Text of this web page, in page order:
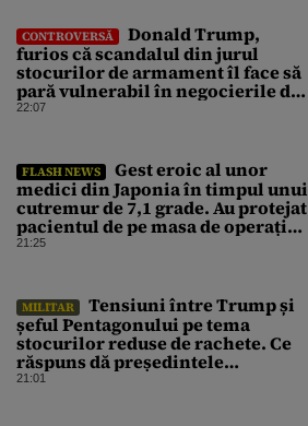
CONTROVERSĂ
Donald Trump,
furios că scandalul din jurul
stocurilor de armament îl face să
pară vulnerabil în negocierile de
pace cu Iranul
22:07
FLASH NEWS
Gest eroic al unor
medici din Japonia în timpul unui
cutremur de 7,1 grade. Au protejat
pacientul de pe masa de operație
cu propriile corpuri
21:25
MILITAR
Tensiuni între Trump și
șeful Pentagonului pe tema
stocurilor reduse de rachete. Ce
răspuns dă președintele
american
21:01